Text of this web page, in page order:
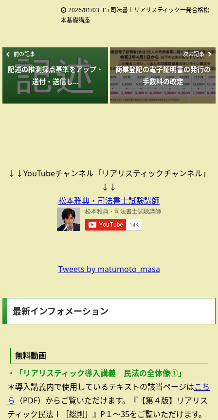
2026/01/03
司法書士リアリスティック一発合格松
本基礎講座
前の記事
記述の推測採点基準をアップ・
送付・送信し...
次の記事
商業登記の電子証明書の発行の
手数料の改定
↓↓YouTubeチャンネル「リアリスティックチャンネル」
↓↓
松本雅典・司法書士試験講師
Tweets by matumoto_masa
最新インフォメーション
無料動画
・「リアリスティック導入講義 民法の全体像①」
＊導入講義内で使用しているテキストの該当ページはこち
ら （PDF）からご覧いただけます。『【第４版】リアリス
ティック民法Ⅰ［総則］』P１～35をご覧いただけます。